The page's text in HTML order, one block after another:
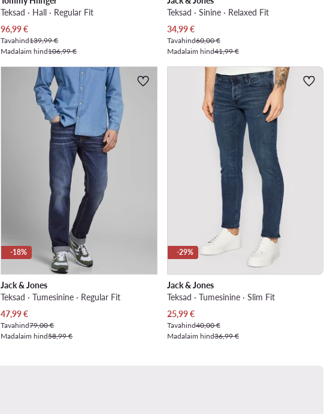
Teksad · Hall · Regular Fit
Praegune hind
96,99€
Tavahind139,99 €
Madalaim hind106,99 €
Teksad · Sinine · Relaxed Fit
Praegune hind
34,99€
Tavahind60,00 €
Madalaim hind41,99 €
-18%
Jack & Jones
Teksad · Tumesinine · Regular Fit
Praegune hind
47,99€
Tavahind79,00 €
Madalaim hind58,99 €
-29%
Jack & Jones
Teksad · Tumesinine · Slim Fit
Praegune hind
25,99€
Tavahind40,00 €
Madalaim hind36,99 €